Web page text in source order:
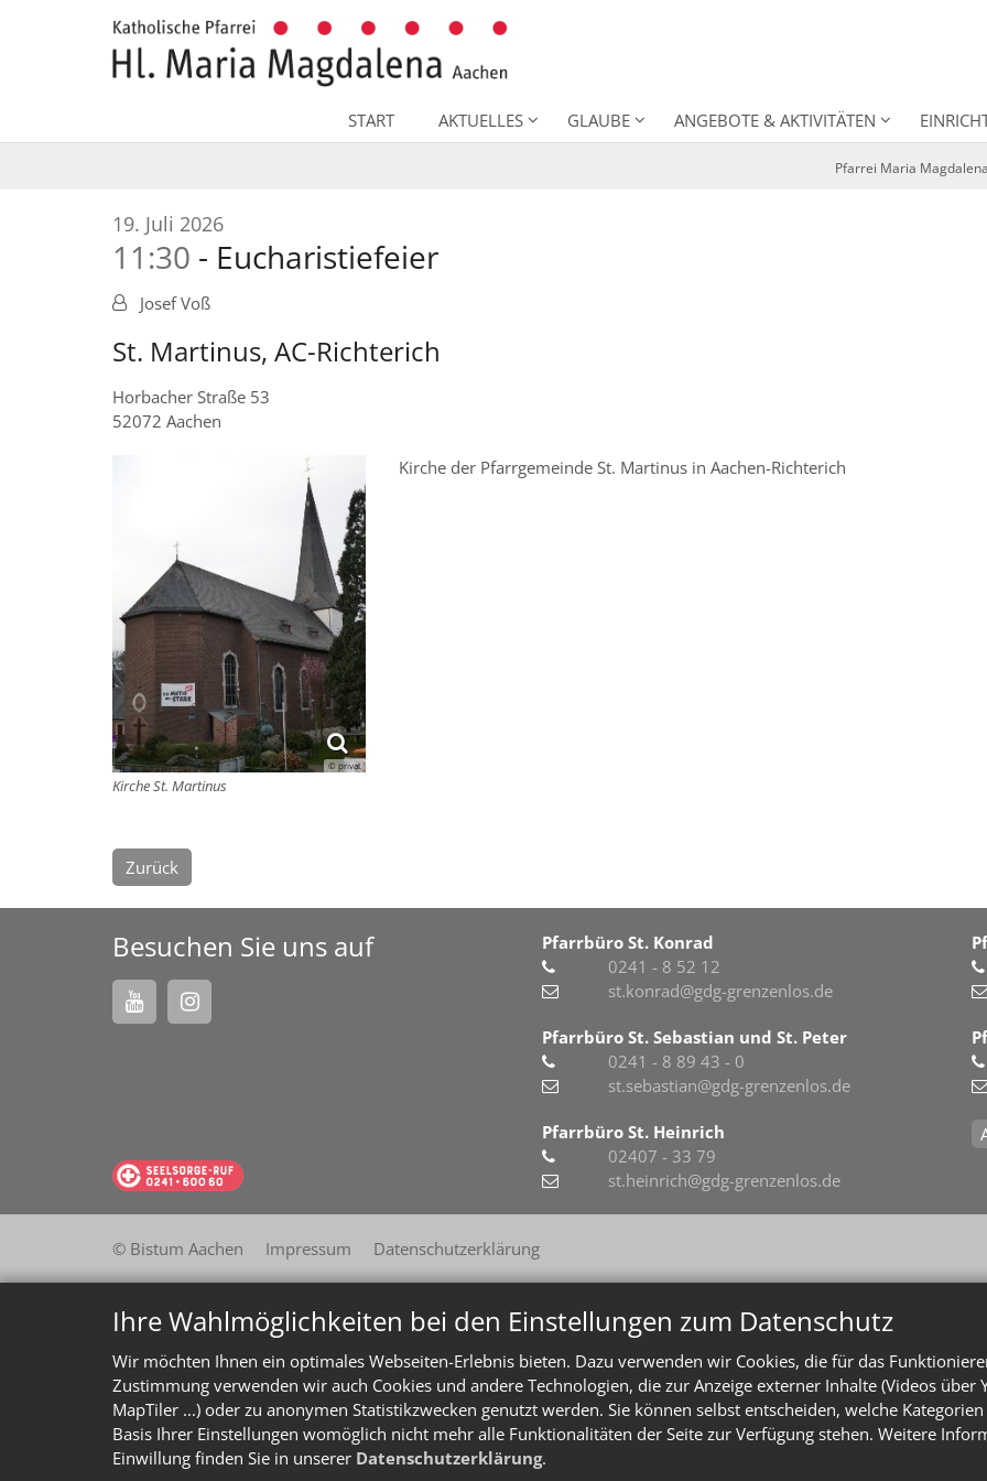
Ihre Wahlmöglichkeiten bei den Einstellungen zum Datenschutz
Wir möchten Ihnen ein optimales Webseiten-Erlebnis bieten. Dazu verwenden wir Cookies, die für das
Zustimmung verwenden wir auch Cookies und andere Technologien, die zur Anzeige externer Inhalte (Videos
MapTiler ...) oder zu anonymen Statistikzwecken genutzt werden. Sie können selbst entscheiden, welche
Basis Ihrer Einstellungen womöglich nicht mehr alle Funktionalitäten der Seite zur Verfügung stehen. Weitere
Einwillung finden Sie in unserer Datenschutzerklärung.
START AKTUELLES GLAUBE ANGEBOTE & AKTIVITÄTEN
Pfarrei Maria Magdalena
19. Juli 2026:
11:30 Eucharistiefeier
Josef Voß
St. Martinus, AC-Richterich
Horbacher Straße 53
52072 Aachen
© privat
Kirche St. Martinus
Kirche der Pfarrgemeinde St. Martinus in Aachen-Richterich
Zurück
Besuchen Sie uns auf
Pfarrbüro St. Konrad
0241 - 8 52 12
st.konrad@gdg-grenzenlos.de
Pfarrbüro St. Sebastian und St. Peter
0241 - 8 89 43 - 0
st.sebastian@gdg-grenzenlos.de
Pfarrbüro St. Heinrich
02407 - 33 79
st.heinrich@gdg-grenzenlos.de
© Bistum Aachen Impressum Datenschutzerklärung